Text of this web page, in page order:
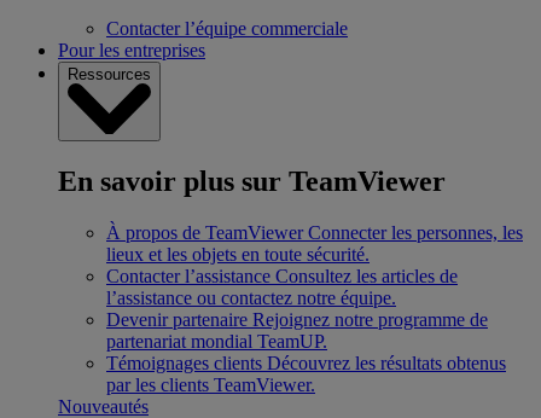
Contacter l’équipe commerciale
Pour les entreprises
Ressources
En savoir plus sur TeamViewer
À propos de TeamViewer Connecter les personnes, les
lieux et les objets en toute sécurité.
Contacter l’assistance Consultez les articles de
l’assistance ou contactez notre équipe.
Devenir partenaire Rejoignez notre programme de
partenariat mondial TeamUP.
Témoignages clients Découvrez les résultats obtenus
par les clients TeamViewer.
Nouveautés